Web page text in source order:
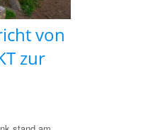
von
zur